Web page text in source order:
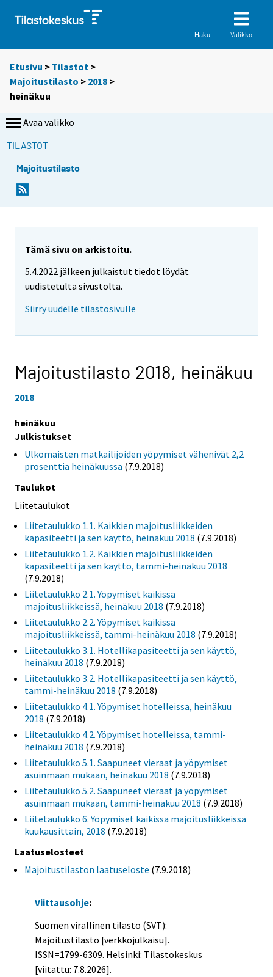
Haku Valikko
Etusivu > Tilastot >
Majoitustilasto > 2018 >
heinäkuu
Avaa valikko
TILASTOT
Majoitustilasto
Tämä sivu on arkistoitu.
5.4.2022 jälkeen julkaistut tiedot löydät
uudistetulta sivustolta.
Siirry uudelle tilastosivulle
Majoitustilasto 2018, heinäkuu
2018
heinäkuu
Julkistukset
Ulkomaisten matkailijoiden yöpymiset vähenivät 2,2
prosenttia heinäkuussa (7.9.2018)
Taulukot
Liitetaulukot
Liitetaulukko 1.1. Kaikkien majoitusliikkeiden
kapasiteetti ja sen käyttö, heinäkuu 2018 (7.9.2018)
Liitetaulukko 1.2. Kaikkien majoitusliikkeiden
kapasiteetti ja sen käyttö, tammi-heinäkuu 2018
(7.9.2018)
Liitetaulukko 2.1. Yöpymiset kaikissa
majoitusliikkeissä, heinäkuu 2018 (7.9.2018)
Liitetaulukko 2.2. Yöpymiset kaikissa
majoitusliikkeissä, tammi-heinäkuu 2018 (7.9.2018)
Liitetaulukko 3.1. Hotellikapasiteetti ja sen käyttö,
heinäkuu 2018 (7.9.2018)
Liitetaulukko 3.2. Hotellikapasiteetti ja sen käyttö,
tammi-heinäkuu 2018 (7.9.2018)
Liitetaulukko 4.1. Yöpymiset hotelleissa, heinäkuu
2018 (7.9.2018)
Liitetaulukko 4.2. Yöpymiset hotelleissa, tammi-
heinäkuu 2018 (7.9.2018)
Liitetaulukko 5.1. Saapuneet vieraat ja yöpymiset
asuinmaan mukaan, heinäkuu 2018 (7.9.2018)
Liitetaulukko 5.2. Saapuneet vieraat ja yöpymiset
asuinmaan mukaan, tammi-heinäkuu 2018 (7.9.2018)
Liitetaulukko 6. Yöpymiset kaikissa majoitusliikkeissä
kuukausittain, 2018 (7.9.2018)
Laatuselosteet
Majoitustilaston laatuseloste (7.9.2018)
Viittausohje:
Suomen virallinen tilasto (SVT):
Majoitustilasto [verkkojulkaisu].
ISSN=1799-6309. Helsinki: Tilastokeskus
[viitattu: 7.8.2026].